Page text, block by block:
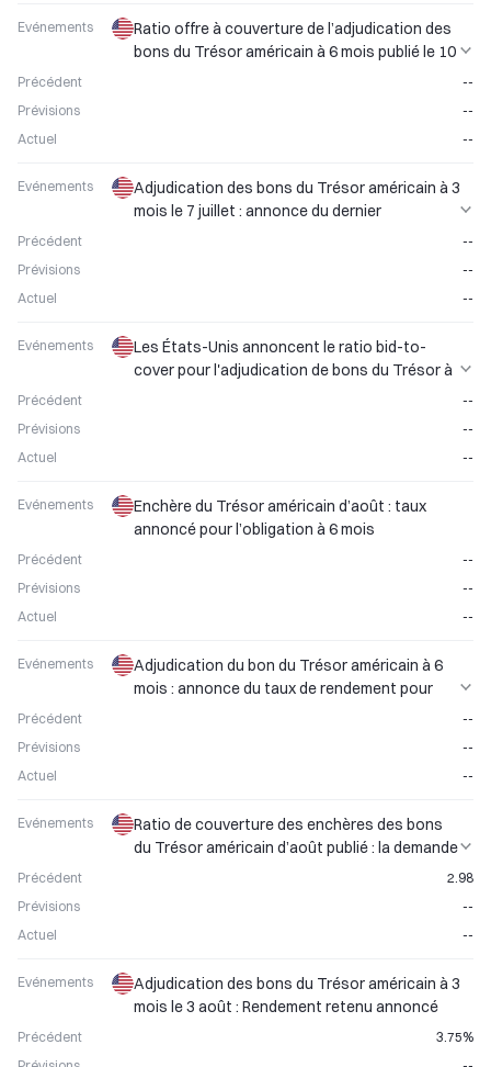
Evénements
Ratio offre à couverture de l’adjudication des
bons du Trésor américain à 6 mois publié le 10
Précédent
--
Prévisions
--
Actuel
--
Evénements
Adjudication des bons du Trésor américain à 3
mois le 7 juillet : annonce du dernier
Précédent
--
Prévisions
--
Actuel
--
Evénements
Les États-Unis annoncent le ratio bid-to-
cover pour l'adjudication de bons du Trésor à
Précédent
--
Prévisions
--
Actuel
--
Evénements
Enchère du Trésor américain d’août : taux
annoncé pour l’obligation à 6 mois
Précédent
--
Prévisions
--
Actuel
--
Evénements
Adjudication du bon du Trésor américain à 6
mois : annonce du taux de rendement pour
Précédent
--
Prévisions
--
Actuel
--
Evénements
Ratio de couverture des enchères des bons
du Trésor américain d’août publié : la demande
Précédent
2.98
Prévisions
--
Actuel
--
Evénements
Adjudication des bons du Trésor américain à 3
mois le 3 août : Rendement retenu annoncé
Précédent
3.75%